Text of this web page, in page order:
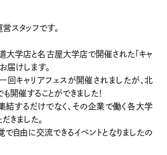
スタッフです。
学店と名古屋大学店で開催された「キャ
届けします。
キャリアフェスが開催されましたが、北
開催することができました！
するだけでなく、その企業で働く各大学
きました。
自由に交流できるイベントとなりましたの